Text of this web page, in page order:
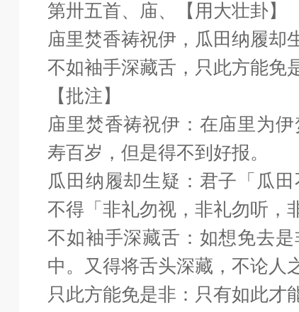
第卅五首、庙、【用大壮卦】
庙里焚香祷祝伊，瓜田纳履却
不如袖手深藏舌，只此方能免
【批注】
庙里焚香祷祝伊：在庙里为
寿百岁，但是得不到好报。
瓜田纳履却生疑：君子「瓜
不得「非礼勿视，非礼勿听，
不如袖手深藏舌：如想免去
中。又得将舌头深藏，不论人
只此方能免是非：只有如此才